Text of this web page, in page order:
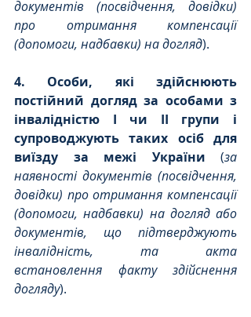
документів (посвідчення, довідки)
про отримання компенсації
(допомоги, надбавки) на догляд).
4. Особи, які здійснюють
постійний догляд за особами з
інвалідністю І чи ІІ групи і
супроводжують таких осіб для
виїзду за межі України (за
наявності документів (посвідчення,
довідки) про отримання компенсації
(допомоги, надбавки) на догляд або
документів, що підтверджують
інвалідність, та акта
встановлення факту здійснення
догляду).